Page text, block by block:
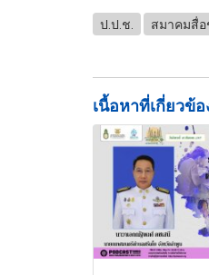
ป.ป.ช. สมาคมสื่
เนื้อหาที่เกี่ยวข้อ